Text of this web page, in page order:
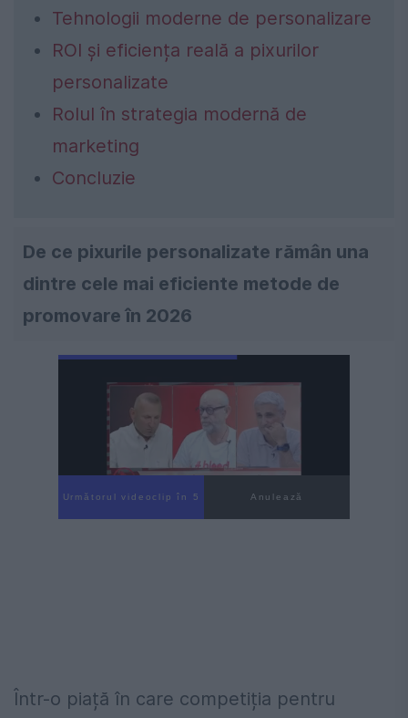
Tehnologii moderne de personalizare
ROI și eficiența reală a pixurilor
personalizate
Rolul în strategia modernă de
marketing
Concluzie
De ce pixurile personalizate rămân una
dintre cele mai eficiente metode de
promovare în 2026
Următorul videoclip în 3 Anulează
Într-o piață în care competiția pentru